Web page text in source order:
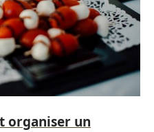
organiser un